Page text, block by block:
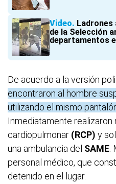
Video
de la Selección
departamentos
De acuerdo a la versión
encontraron al hombre
utilizando el mismo
Inmediatamente realizaron
cardiopulmonar (RCP) y
una ambulancia del SAME.
personal médico, que
detenido en el lugar.